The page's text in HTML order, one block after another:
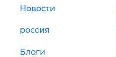
Новости
россия
Блоги